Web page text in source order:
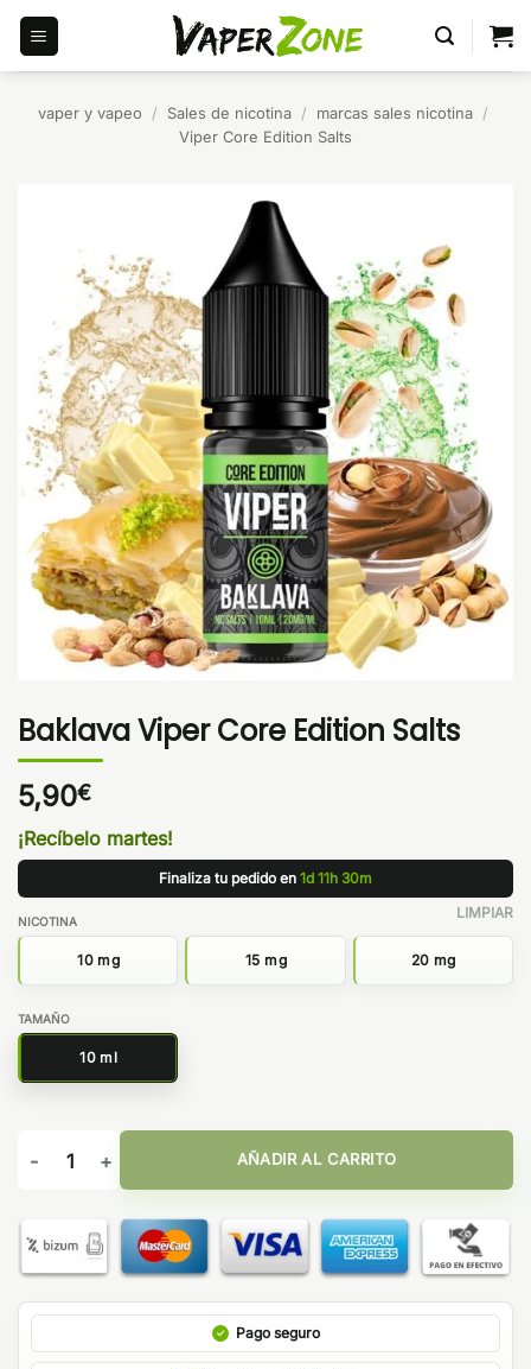
Saltar
contenido
vaper y vapeo / Sales de nicotina / marcas sales nicotina /
Viper Core Edition Salts
Baklava Viper Core Edition Salts
5,90€
¡Recíbelo martes!
Finaliza tu pedido en 1d 11h 30m
NICOTINA
10 mg 15 mg 20 mg
TAMAÑO
10 ml
LIMPIAR
Baklava Viper Core Edition Salts cantidad
AÑADIR AL CARRITO
Pago seguro